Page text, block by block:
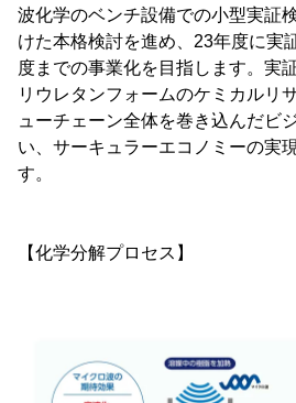
波化学のベンチ設備での小型実証
けた本格検討を進め、23年度に実
度までの事業化を目指します。実
リウレタンフォームのケミカルリ
ューチェーン全体を巻き込んだビ
い、サーキュラーエコノミーの実
す。
【化学分解プロセス】